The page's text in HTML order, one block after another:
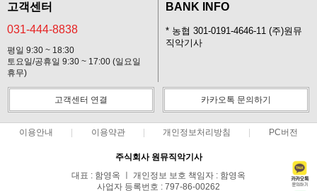
고객센터
031-444-8838
평일 9:30 ~ 18:30
토요일/공휴일 9:30 ~ 17:00 (일요일
휴무)
BANK INFO
* 농협 301-0191-4646-11 (주)원뮤
직악기사
고객센터 연결 카카오톡 문의하기
이용안내 이용약관 개인정보처리방침 PC버전
주식회사 원뮤직악기사
대표 : 함영옥 ㅣ 개인정보 보호 책임자 : 함영옥
사업자 등록번호 : 797-86-00262